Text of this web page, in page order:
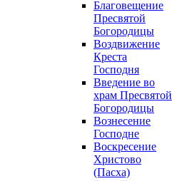
Благовещение
Пресвятой
Богородицы
Воздвижение
Креста
Господня
Введение во
храм Пресвятой
Богородицы
Вознесение
Господне
Воскресение
Христово
(Пасха)